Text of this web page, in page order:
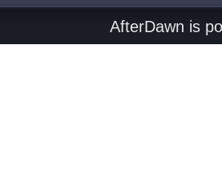
AfterDawn is